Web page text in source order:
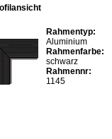
Rahmentyp:
Aluminium
Rahmenfarbe:
schwarz
Rahmennr:
1145